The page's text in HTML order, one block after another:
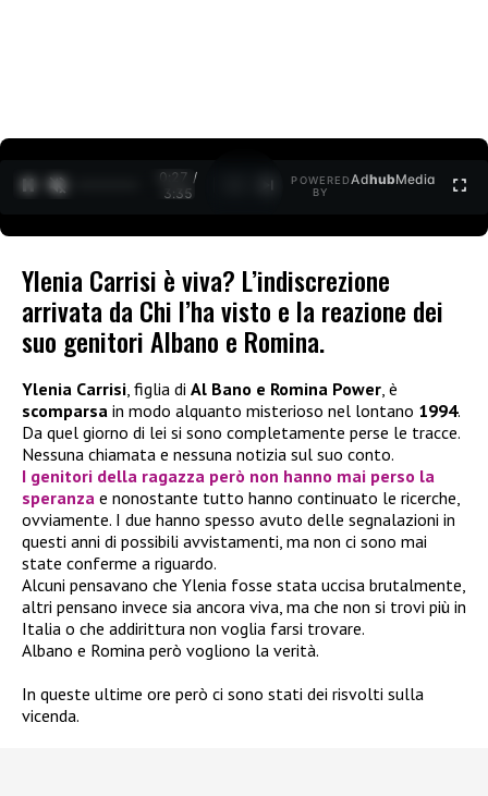
0:27 /
3:35
POWERED
BY
AdhubMedia
Ylenia Carrisi è viva? L’indiscrezione
arrivata da Chi l’ha visto e la reazione dei
suo genitori Albano e Romina.
Ylenia Carrisi, figlia di Al Bano e Romina Power, è
scomparsa in modo alquanto misterioso nel lontano 1994.
Da quel giorno di lei si sono completamente perse le tracce.
Nessuna chiamata e nessuna notizia sul suo conto.
I genitori della ragazza però non hanno mai perso la
speranza e nonostante tutto hanno continuato le ricerche,
ovviamente. I due hanno spesso avuto delle segnalazioni in
questi anni di possibili avvistamenti, ma non ci sono mai
state conferme a riguardo.
Alcuni pensavano che Ylenia fosse stata uccisa brutalmente,
altri pensano invece sia ancora viva, ma che non si trovi più in
Italia o che addirittura non voglia farsi trovare.
Albano e Romina però vogliono la verità.
In queste ultime ore però ci sono stati dei risvolti sulla
vicenda.